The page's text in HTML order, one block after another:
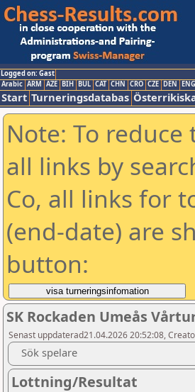
Logged on: Gast
Arabic ARM AZE BIH BUL CAT CHN CRO CZE DEN ENG
Start Turneringsdatabas
Note: To
all links by
Co, all links for
(end-date) are
button:
SK Rockaden Umeås
Senast uppdaterad21.04.2026 20:52:08,
Sök spelare
Lottning/Resultat